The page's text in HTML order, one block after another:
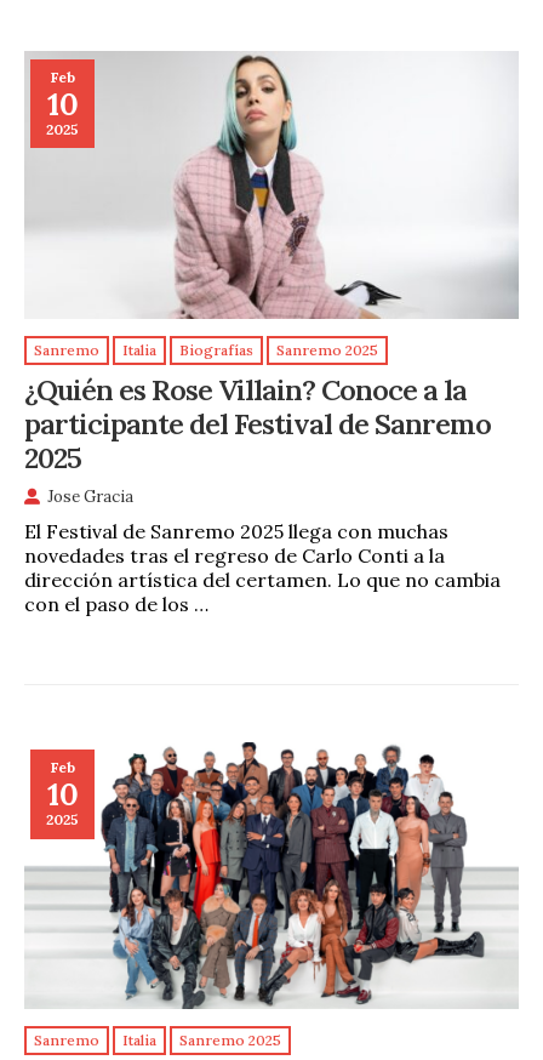
Feb
10
2025
Sanremo Italia Biografías Sanremo 2025
¿Quién es Rose Villain? Conoce a la
participante del Festival de Sanremo
2025
Jose Gracia
El Festival de Sanremo 2025 llega con muchas
novedades tras el regreso de Carlo Conti a la
dirección artística del certamen. Lo que no cambia
con el paso de los …
Feb
10
2025
Sanremo Italia Sanremo 2025